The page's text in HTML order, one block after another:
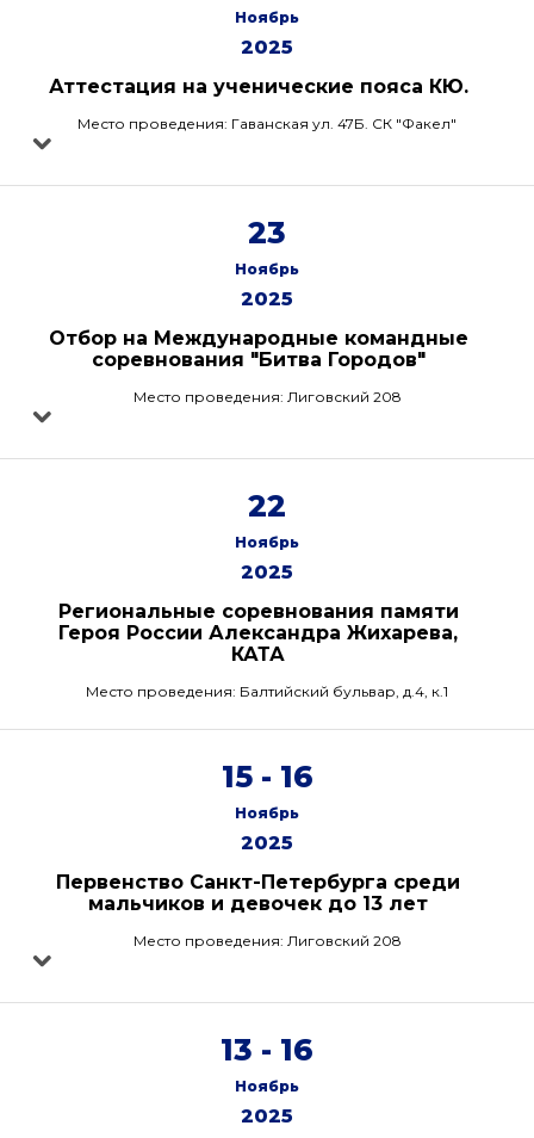
Ноябрь
2025
Аттестация на ученические пояса КЮ.
Место проведения: Гаванская ул. 47Б. СК "Факел"
23
Ноябрь
2025
Отбор на Международные командные
соревнования "Битва Городов"
Место проведения: Лиговский 208
22
Ноябрь
2025
Региональные соревнования памяти
Героя России Александра Жихарева,
КАТА
Место проведения: Балтийский бульвар, д.4, к.1
15 - 16
Ноябрь
2025
Первенство Санкт-Петербурга среди
мальчиков и девочек до 13 лет
Место проведения: Лиговский 208
13 - 16
Ноябрь
2025